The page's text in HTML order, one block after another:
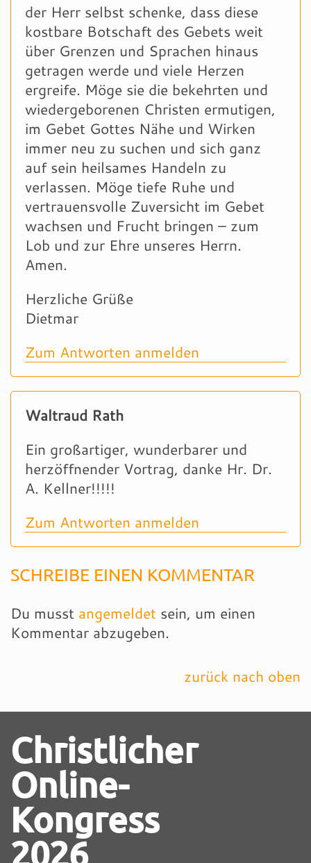
der Herr selbst schenke, dass diese
kostbare Botschaft des Gebets weit
über Grenzen und Sprachen hinaus
getragen werde und viele Herzen
ergreife. Möge sie die bekehrten und
wiedergeborenen Christen ermutigen,
im Gebet Gottes Nähe und Wirken
immer neu zu suchen und sich ganz
auf sein heilsames Handeln zu
verlassen. Möge tiefe Ruhe und
vertrauensvolle Zuversicht im Gebet
wachsen und Frucht bringen – zum
Lob und zur Ehre unseres Herrn.
Amen.
Herzliche Grüße
Dietmar
Zum Antworten anmelden
Waltraud Rath
Ein großartiger, wunderbarer und
herzöffnender Vortrag, danke Hr. Dr.
A. Kellner!!!!!
Zum Antworten anmelden
SCHREIBE EINEN KOMMENTAR
Du musst angemeldet sein, um einen
Kommentar abzugeben.
zurück nach oben
Christlicher
Online-
Kongress
2026